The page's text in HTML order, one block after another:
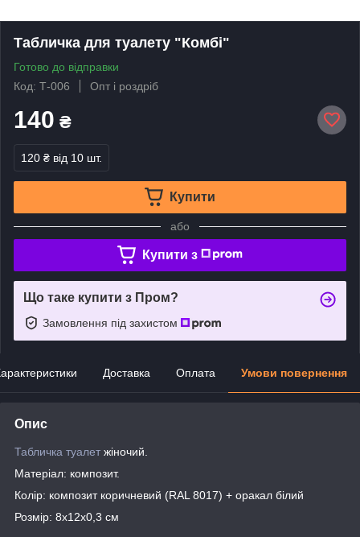
Табличка для туалету "Комбі"
Готово до відправки
Код: Т-006
Опт і роздріб
140 ₴
120 ₴ від 10 шт.
Купити
або
Купити з
Що таке купити з Пром?
Замовлення під захистом
Доставка Оплата Умови повернення
Опис
Табличка туалет жіночий.
Матеріал: композит.
Колір: композит коричневий (RAL 8017) + оракал білий
Розмір: 8х12х0,3 см